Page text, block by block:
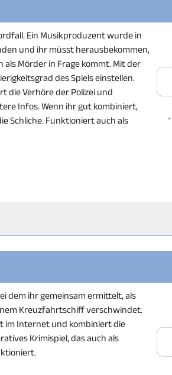
Ein Musikproduzent wurde in
und ihr müsst herausbekommen,
Mörder in Frage kommt. Mit der
des Spiels einstellen.
die Verhöre der Polizei und
Infos. Wenn ihr gut kombiniert,
Schliche. Funktioniert auch als
*
dem ihr gemeinsam ermittelt, als
Kreuzfahrtschiff verschwindet.
im Internet und kombiniert die
Krimispiel, das auch als